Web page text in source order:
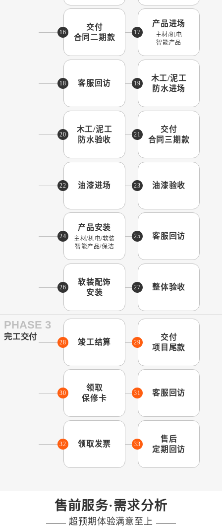
16
交付
合同二期款
17
产品进场
主材/机电
智能产品
18 客服回访 19
木工/泥工
防水进场
20
木工/泥工
防水验收
21
交付
合同三期款
22 油漆进场 23 油漆验收
24
产品安装
主材/机电/软装
智能产品/保洁
25 客服回访
26
软装配饰
安装
27 整体验收
PHASE 3
完工交付
28 竣工结算 29
交付
项目尾款
30
领取
保修卡
31 客服回访
32 领取发票 33
售后
定期回访
售前服务·需求分析
超预期体验满意至上